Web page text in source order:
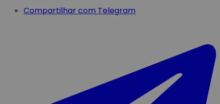
Compartilhar com Telegram